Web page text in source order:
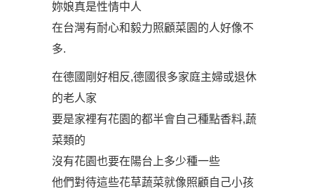
妳娘真是性情中人
在台灣有耐心和毅力照顧菜園的人好像不
多.
在德國剛好相反,德國很多家庭主婦或退休
的老人家
要是家裡有花園的都半會自己種點香料,蔬
菜類的
沒有花園也要在陽台上多少種一些
他們對待這些花草蔬菜就像照顧自己小孩